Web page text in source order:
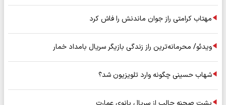
مهتاب کرامتی راز جوان ماندنش را فاش کرد
ویدئو/ محرمانه‌ترین راز زندگی بازیگر سریال بامداد خمار
شهاب حسینی چگونه وارد تلویزیون شد؟